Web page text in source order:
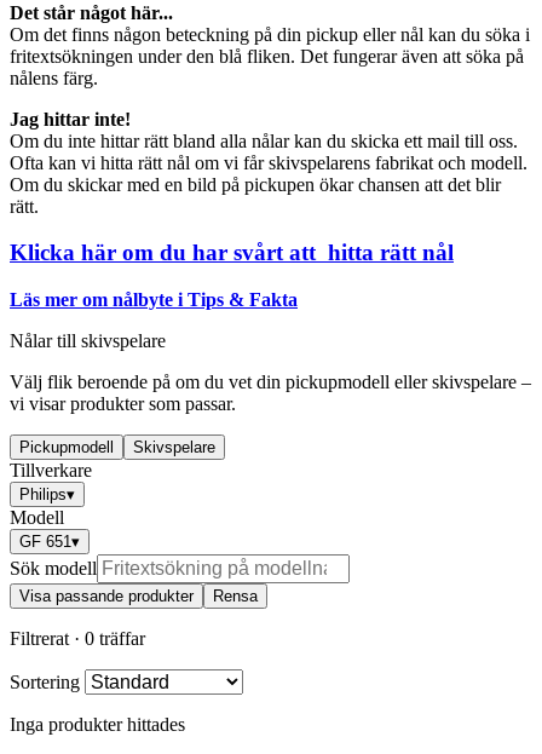
Det står något här...
Om det finns någon beteckning på din pickup eller nål kan du söka i
fritextsökningen under den blå fliken. Det fungerar även att söka på
nålens färg.
Jag hittar inte!
Om du inte hittar rätt bland alla nålar kan du skicka ett mail till oss.
Ofta kan vi hitta rätt nål om vi får skivspelarens fabrikat och modell.
Om du skickar med en bild på pickupen ökar chansen att det blir
rätt.
Klicka här om du har svårt att hitta rätt nål
Läs mer om nålbyte i Tips & Fakta
Nålar till skivspelare
Välj flik beroende på om du vet din pickupmodell eller skivspelare –
vi visar produkter som passar.
Pickupmodell Skivspelare
Tillverkare
Philips▾
Modell
GF 651▾
Sök modell
Visa passande produkter Rensa
Filtrerat · 0 träffar
Sortering
Inga produkter hittades